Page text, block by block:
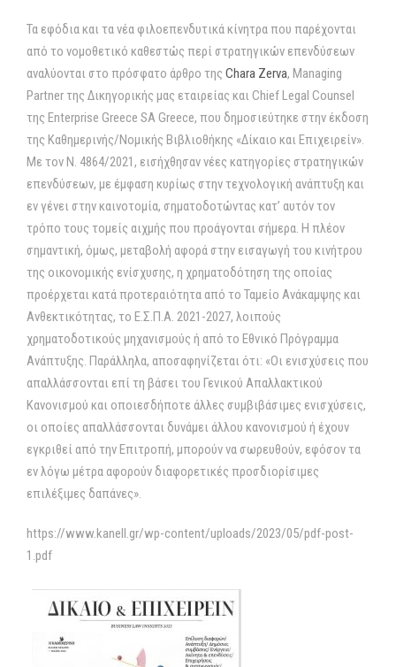
Τα εφόδια και τα νέα φιλοεπενδυτικά κίνητρα που παρέχονται
από το νομοθετικό καθεστώς περί στρατηγικών επενδύσεων
αναλύονται στο πρόσφατο άρθρο της Chara Zerva, Managing
Partner της Δικηγορικής μας εταιρείας και Chief Legal Counsel
της Enterprise Greece SA Greece, που δημοσιεύτηκε στην έκδοση
της Καθημερινής/Νομικής Βιβλιοθήκης «Δίκαιο και Επιχειρείν».
Με τον Ν. 4864/2021, εισήχθησαν νέες κατηγορίες στρατηγικών
επενδύσεων, με έμφαση κυρίως στην τεχνολογική ανάπτυξη και
εν γένει στην καινοτομία, σηματοδοτώντας κατ’ αυτόν τον
τρόπο τους τομείς αιχμής που προάγονται σήμερα. Η πλέον
σημαντική, όμως, μεταβολή αφορά στην εισαγωγή του κινήτρου
της οικονομικής ενίσχυσης, η χρηματοδότηση της οποίας
προέρχεται κατά προτεραιότητα από το Ταμείο Ανάκαμψης και
Ανθεκτικότητας, το Ε.Σ.Π.Α. 2021-2027, λοιπούς
χρηματοδοτικούς μηχανισμούς ή από το Εθνικό Πρόγραμμα
Ανάπτυξης. Παράλληλα, αποσαφηνίζεται ότι: «Οι ενισχύσεις που
απαλλάσσονται επί τη βάσει του Γενικού Απαλλακτικού
Κανονισμού και οποιεσδήποτε άλλες συμβιβάσιμες ενισχύσεις,
οι οποίες απαλλάσσονται δυνάμει άλλου κανονισμού ή έχουν
εγκριθεί από την Επιτροπή, μπορούν να σωρευθούν, εφόσον τα
εν λόγω μέτρα αφορούν διαφορετικές προσδιορίσιμες
επιλέξιμες δαπάνες».
https://www.kanell.gr/wp-content/uploads/2023/05/pdf-post-
1.pdf